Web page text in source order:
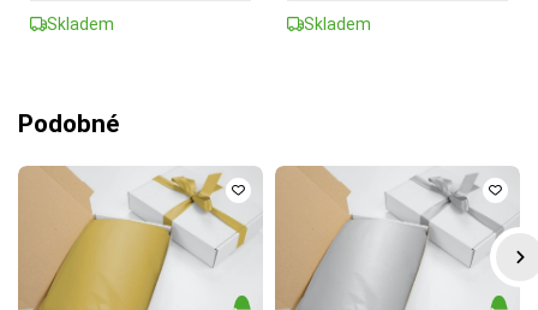
Skladem Skladem
Podobné